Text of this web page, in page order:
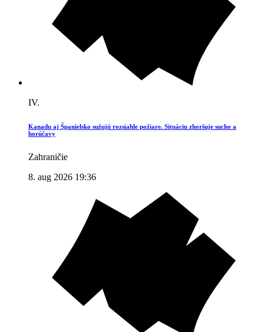
IV.
Kanadu aj Španielsko sužujú rozsiahle požiare. Situáciu zhoršuje sucho a
horúčavy
Zahraničie
8. aug 2026 19:36